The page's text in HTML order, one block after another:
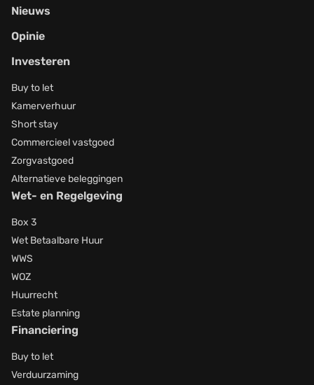
Nieuws
Opinie
Investeren
Buy to let
Kamerverhuur
Short stay
Commercieel vastgoed
Zorgvastgoed
Alternatieve beleggingen
Wet- en Regelgeving
Box 3
Wet Betaalbare Huur
WWS
WOZ
Huurrecht
Estate planning
Financiering
Buy to let
Verduurzaming